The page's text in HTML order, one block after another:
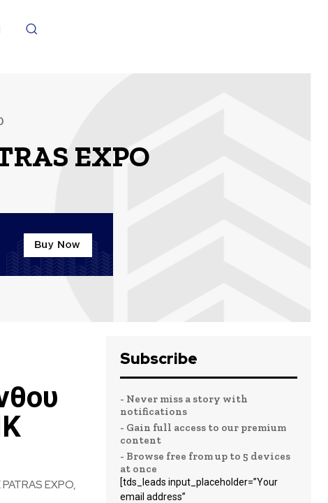
EXPO
PATRAS EXPO,
Subscribe
- Never miss a story with
notifications
- Gain full access to our premium
content
- Browse free from up to 5 devices
at once
[tds_leads input_placeholder=”Your
email address”